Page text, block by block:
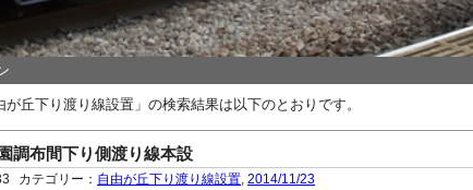
が丘下り渡り線設置」の検索結果は以下のとおりです。
調布間下り側渡り線本設
カテゴリー： 自由が丘下り渡り線設置 ,2014/11/23